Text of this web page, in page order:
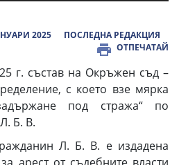
2025
ПОСЛЕДНА РЕДАКЦИЯ
ОТПЕЧАТАЙ
на Окръжен съд –
с което взе мярка
под стража“ по
Б. В.
Л. Б. В. е издадена